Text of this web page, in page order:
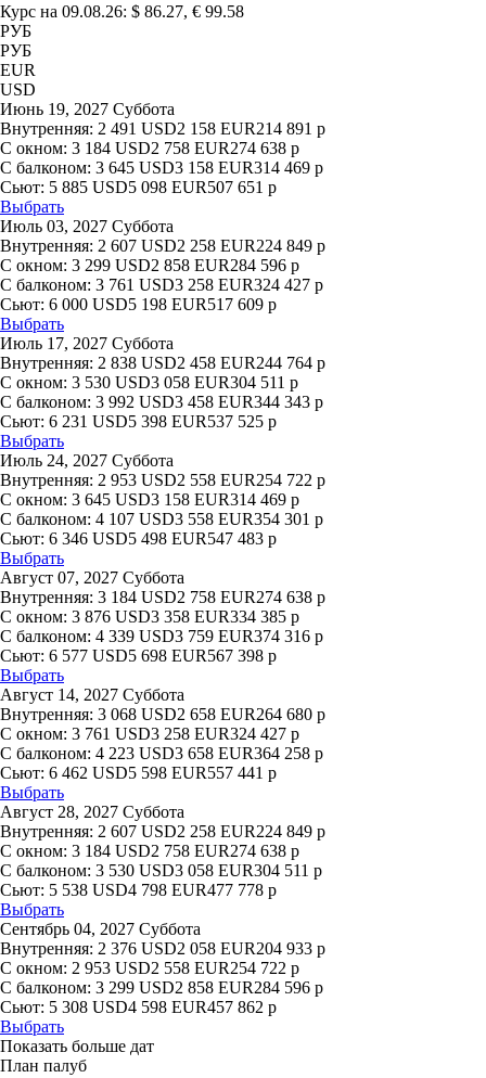
Курс на 09.08.26: $ 86.27, € 99.58
РУБ
РУБ
EUR
USD
Июнь 19, 2027 Суббота
Внутренняя: 2 491 USD2 158 EUR214 891 р
С окном: 3 184 USD2 758 EUR274 638 р
С балконом: 3 645 USD3 158 EUR314 469 р
Сьют: 5 885 USD5 098 EUR507 651 р
Выбрать
Июль 03, 2027 Суббота
Внутренняя: 2 607 USD2 258 EUR224 849 р
С окном: 3 299 USD2 858 EUR284 596 р
С балконом: 3 761 USD3 258 EUR324 427 р
Сьют: 6 000 USD5 198 EUR517 609 р
Выбрать
Июль 17, 2027 Суббота
Внутренняя: 2 838 USD2 458 EUR244 764 р
С окном: 3 530 USD3 058 EUR304 511 р
С балконом: 3 992 USD3 458 EUR344 343 р
Сьют: 6 231 USD5 398 EUR537 525 р
Выбрать
Июль 24, 2027 Суббота
Внутренняя: 2 953 USD2 558 EUR254 722 р
С окном: 3 645 USD3 158 EUR314 469 р
С балконом: 4 107 USD3 558 EUR354 301 р
Сьют: 6 346 USD5 498 EUR547 483 р
Выбрать
Август 07, 2027 Суббота
Внутренняя: 3 184 USD2 758 EUR274 638 р
С окном: 3 876 USD3 358 EUR334 385 р
С балконом: 4 339 USD3 759 EUR374 316 р
Сьют: 6 577 USD5 698 EUR567 398 р
Выбрать
Август 14, 2027 Суббота
Внутренняя: 3 068 USD2 658 EUR264 680 р
С окном: 3 761 USD3 258 EUR324 427 р
С балконом: 4 223 USD3 658 EUR364 258 р
Сьют: 6 462 USD5 598 EUR557 441 р
Выбрать
Август 28, 2027 Суббота
Внутренняя: 2 607 USD2 258 EUR224 849 р
С окном: 3 184 USD2 758 EUR274 638 р
С балконом: 3 530 USD3 058 EUR304 511 р
Сьют: 5 538 USD4 798 EUR477 778 р
Выбрать
Сентябрь 04, 2027 Суббота
Внутренняя: 2 376 USD2 058 EUR204 933 р
С окном: 2 953 USD2 558 EUR254 722 р
С балконом: 3 299 USD2 858 EUR284 596 р
Сьют: 5 308 USD4 598 EUR457 862 р
Выбрать
Показать больше дат
План палуб